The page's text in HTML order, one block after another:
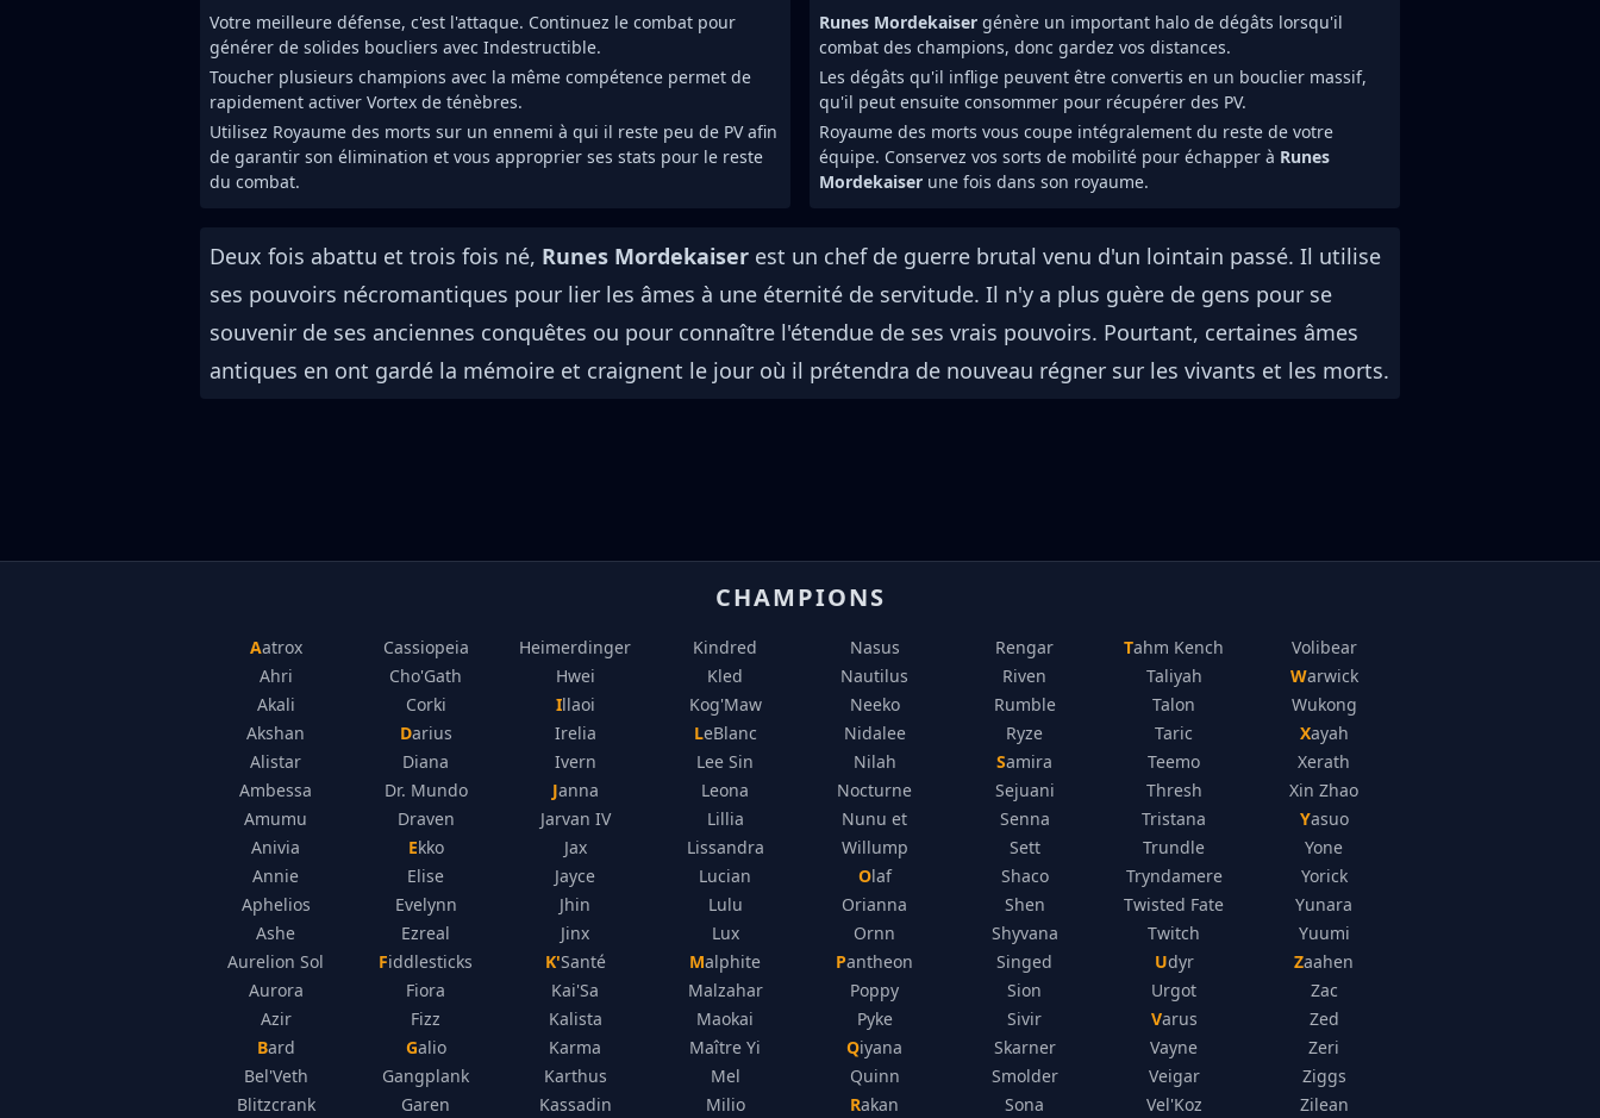
Votre meilleure défense, c'est l'attaque. Continuez le combat pour
générer de solides boucliers avec Indestructible.
Toucher plusieurs champions avec la même compétence permet de
rapidement activer Vortex de ténèbres.
Utilisez Royaume des morts sur un ennemi à qui il reste peu de PV afin
de garantir son élimination et vous approprier ses stats pour le reste
du combat.
Runes Mordekaiser génère un important halo de dégâts lorsqu'il
combat des champions, donc gardez vos distances.
Les dégâts qu'il inflige peuvent être convertis en un bouclier massif,
qu'il peut ensuite consommer pour récupérer des PV.
Royaume des morts vous coupe intégralement du reste de votre
équipe. Conservez vos sorts de mobilité pour échapper à Runes
Mordekaiser une fois dans son royaume.
Deux fois abattu et trois fois né, Runes Mordekaiser est un chef de guerre brutal venu d'un lointain passé. Il utilise
ses pouvoirs nécromantiques pour lier les âmes à une éternité de servitude. Il n'y a plus guère de gens pour se
souvenir de ses anciennes conquêtes ou pour connaître l'étendue de ses vrais pouvoirs. Pourtant, certaines âmes
antiques en ont gardé la mémoire et craignent le jour où il prétendra de nouveau régner sur les vivants et les morts.
CHAMPIONS
Aatrox
Ahri
Akali
Akshan
Alistar
Ambessa
Amumu
Anivia
Annie
Aphelios
Ashe
Aurelion Sol
Aurora
Azir
Bard
Bel'Veth
Blitzcrank
Cassiopeia
Cho'Gath
Corki
Darius
Diana
Dr. Mundo
Draven
Ekko
Elise
Evelynn
Ezreal
Fiddlesticks
Fiora
Fizz
Galio
Gangplank
Garen
Heimerdinger
Hwei
Illaoi
Irelia
Ivern
Janna
Jarvan IV
Jax
Jayce
Jhin
Jinx
K'Santé
Kai'Sa
Kalista
Karma
Karthus
Kassadin
Kindred
Kled
Kog'Maw
LeBlanc
Lee Sin
Leona
Lillia
Lissandra
Lucian
Lulu
Lux
Malphite
Malzahar
Maokai
Maître Yi
Mel
Milio
Nasus
Nautilus
Neeko
Nidalee
Nilah
Nocturne
Nunu et
Willump
Olaf
Orianna
Ornn
Pantheon
Poppy
Pyke
Qiyana
Quinn
Rakan
Rengar
Riven
Rumble
Ryze
Samira
Sejuani
Senna
Sett
Shaco
Shen
Shyvana
Singed
Sion
Sivir
Skarner
Smolder
Sona
Tahm Kench
Taliyah
Talon
Taric
Teemo
Thresh
Tristana
Trundle
Tryndamere
Twisted Fate
Twitch
Udyr
Urgot
Varus
Vayne
Veigar
Vel'Koz
Volibear
Warwick
Wukong
Xayah
Xerath
Xin Zhao
Yasuo
Yone
Yorick
Yunara
Yuumi
Zaahen
Zac
Zed
Zeri
Ziggs
Zilean